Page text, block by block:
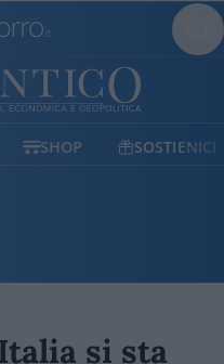
SHOP SOSTIENICI
si sta